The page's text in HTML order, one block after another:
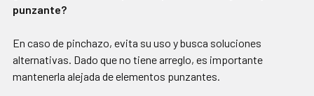
punzante?
En caso de pinchazo, evita su uso y busca soluciones
alternativas. Dado que no tiene arreglo, es importante
mantenerla alejada de elementos punzantes.